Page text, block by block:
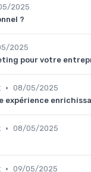
2025
?
2025
pour votre
• 08/05/2025
expérience
• 08/05/2025
• 09/05/2025